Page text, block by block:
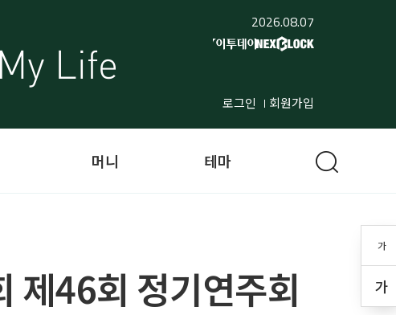
2026.08.07
로그인 회원가입
가
가
머니 테마
제46회 정기연주회